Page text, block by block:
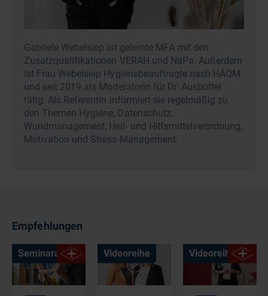
Gabriele Webelsiep ist gelernte MFA mit den
Zusatzqualifikationen VERAH und NäPa. Außerdem
ist Frau Webelsiep Hygienebeauftragte nach HÄQM
und seit 2019 als Moderatorin für Dr. Ausbüttel
tätig. Als Referentin informiert sie regelmäßig zu
den Themen Hygiene, Datenschutz,
Wundmanagement, Heil- und Hilfsmittelverordnung,
Motivation und Stress-Management.
Empfehlungen
SeminaraufzeichnungVideoreihe Videoreihe